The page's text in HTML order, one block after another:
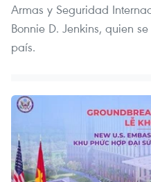
Armas y Seguridad
Bonnie D. Jenkins, quien
país.